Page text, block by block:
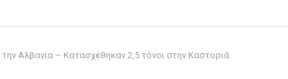
Αλβανία – Κατασχέθηκαν 2,5 τόνοι στην Καστοριά